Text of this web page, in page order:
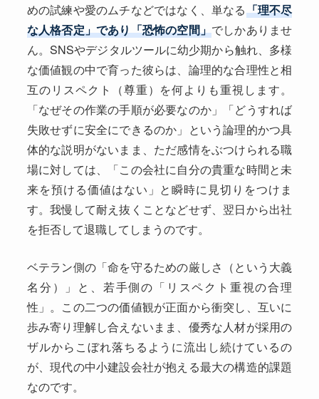
めの試練や愛のムチなどではなく、単なる「理不尽
な人格否定」であり「恐怖の空間」でしかありませ
ん。SNSやデジタルツールに幼少期から触れ、多様
な価値観の中で育った彼らは、論理的な合理性と相
互のリスペクト（尊重）を何よりも重視します。
「なぜその作業の手順が必要なのか」「どうすれば
失敗せずに安全にできるのか」という論理的かつ具
体的な説明がないまま、ただ感情をぶつけられる職
場に対しては、「この会社に自分の貴重な時間と未
来を預ける価値はない」と瞬時に見切りをつけま
す。我慢して耐え抜くことなどせず、翌日から出社
を拒否して退職してしまうのです。
ベテラン側の「命を守るための厳しさ（という大義
名分）」と、若手側の「リスペクト重視の合理
性」。この二つの価値観が正面から衝突し、互いに
歩み寄り理解し合えないまま、優秀な人材が採用の
ザルからこぼれ落ちるように流出し続けているの
が、現代の中小建設会社が抱える最大の構造的課題
なのです。